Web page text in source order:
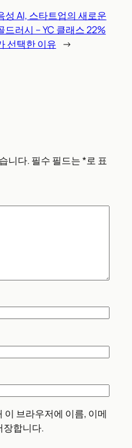
성 AI, 스타트업의 새로운
드러시 – YC 클래스 22%
선택한 이유 →
니다. 필수 필드는*로 표
이 브라우저에 이름, 이메
장합니다.